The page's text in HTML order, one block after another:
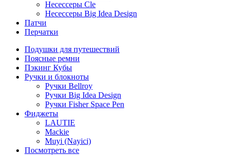
Несессеры Cle
Несессеры Big Idea Design
Патчи
Перчатки
Подушки для путешествий
Поясные ремни
Пэкинг Кубы
Ручки и блокноты
Ручки Bellroy
Ручки Big Idea Design
Ручки Fisher Space Pen
Фиджеты
LAUTIE
Mackie
Muyi (Nayici)
Посмотреть все